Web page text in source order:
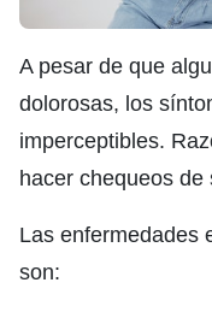
A pesar de que
dolorosas, los
imperceptibles.
hacer chequeos de
Las enfermedades
son: